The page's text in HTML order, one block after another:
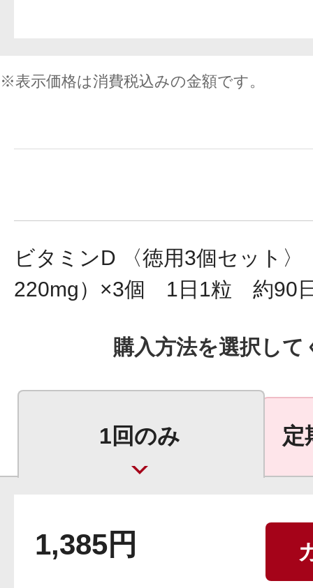
健康食品／サプ
ファッション
ギフト
ご利用ガイド
よくあるご質問
※表示価格は消費税込みの金額です。
ビタミンD 〈徳用3個セット
220mg）×3個 1日1粒 約90
購入方法を選択して
1回のみ 定
1,385円